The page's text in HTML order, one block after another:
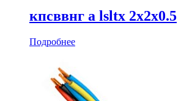
кпсввнг а lsltx 2х2х0.5
Подробнее